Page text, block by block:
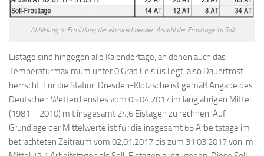
Abbildung 4: Ermittlung der einzurechnenden Anzahl der Frosttage im Soll
Eistage sind hingegen alle Kalendertage, an denen auch das
Temperaturmaximum unter 0 Grad Celsius liegt, also Dauerfrost
herrscht. Für die Station Dresden-Klotzsche ist gemäß Angabe des
Deutschen Wetterdienstes vom 05.04.2017 im langjährigen Mittel
(1981 – 2010) mit insgesamt 24,6 Eistagen zu rechnen. Auf
Grundlage der Mittelwerte ist für die insgesamt 65 Arbeitstage im
betrachteten Zeitraum vom 02.01.2017 bis zum 31.03.2017 von im